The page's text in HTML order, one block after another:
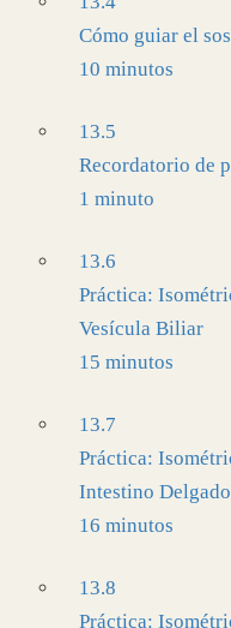
Cómo guiar el
10 minutos
13.5
Recordatorio de
1 minuto
13.6
Práctica:
Vesícula Biliar
15 minutos
13.7
Práctica:
Intestino Delgado
16 minutos
13.8
Práctica: